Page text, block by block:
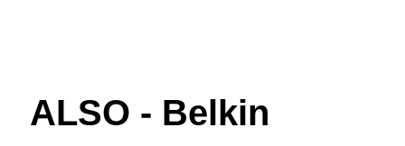
ALSO - Belkin